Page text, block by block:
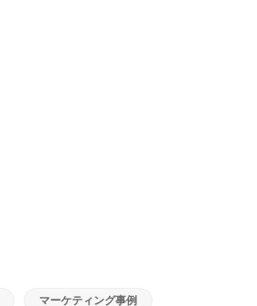
マーケティング事例